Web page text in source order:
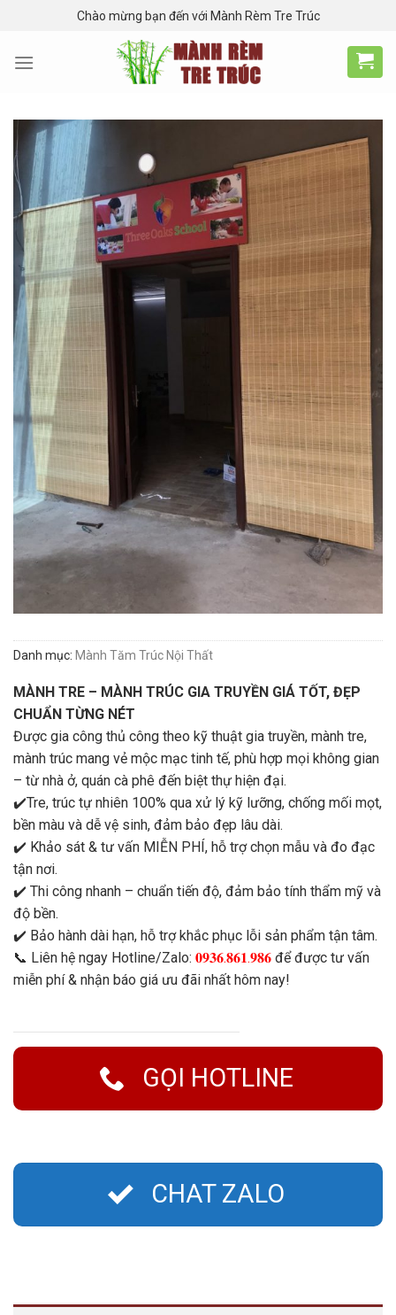
content
Chào mừng bạn đến với Mành Rèm Tre Trúc
Danh mục: Mành Tăm Trúc Nội Thất
MÀNH TRE – MÀNH TRÚC GIA TRUYỀN GIÁ TỐT, ĐẸP
CHUẨN TỪNG NÉT
Được gia công thủ công theo kỹ thuật gia truyền, mành tre,
mành trúc mang vẻ mộc mạc tinh tế, phù hợp mọi không gian
– từ nhà ở, quán cà phê đến biệt thự hiện đại.
✔️Tre, trúc tự nhiên 100% qua xử lý kỹ lưỡng, chống mối mọt,
bền màu và dễ vệ sinh, đảm bảo đẹp lâu dài.
✔️ Khảo sát & tư vấn MIỄN PHÍ, hỗ trợ chọn mẫu và đo đạc
tận nơi.
✔️ Thi công nhanh – chuẩn tiến độ, đảm bảo tính thẩm mỹ và
độ bền.
✔️ Bảo hành dài hạn, hỗ trợ khắc phục lỗi sản phẩm tận tâm.
📞 Liên hệ ngay Hotline/Zalo: 𝟎𝟗𝟑𝟔.𝟖𝟔𝟏.𝟗𝟖𝟔 để được tư vấn
miễn phí & nhận báo giá ưu đãi nhất hôm nay!
GỌI HOTLINE
CHAT ZALO